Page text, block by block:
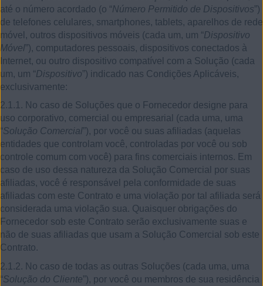
até o número acordado (o “Número Permitido de Dispositivos”)
de telefones celulares, smartphones, tablets, aparelhos de rede
móvel, outros dispositivos móveis (cada um, um “Dispositivo
Móvel”), computadores pessoais, dispositivos conectados à
Internet, ou outro dispositivo compatível com a Solução (cada
um, um “Dispositivo”) indicado nas Condições Aplicáveis,
exclusivamente:
2.1.1. No caso de Soluções que o Fornecedor designe para
uso corporativo, comercial ou empresarial (cada uma, uma
“Solução Comercial”), por você ou suas afiliadas (aquelas
entidades que controlam você, controladas por você ou sob
controle comum com você) para fins comerciais internos. Em
caso de uso dessa natureza da Solução Comercial por suas
afiliadas, você é responsável pela conformidade de suas
afiliadas com este Contrato e uma violação por tal afiliada será
considerada uma violação sua. Quaisquer obrigações do
Fornecedor sob este Contrato serão exclusivamente suas e
não de suas afiliadas que usam a Solução Comercial sob este
Contrato.
2.1.2. No caso de todas as outras Soluções (cada uma, uma
“Solução do Cliente”), por você ou membros de sua residência